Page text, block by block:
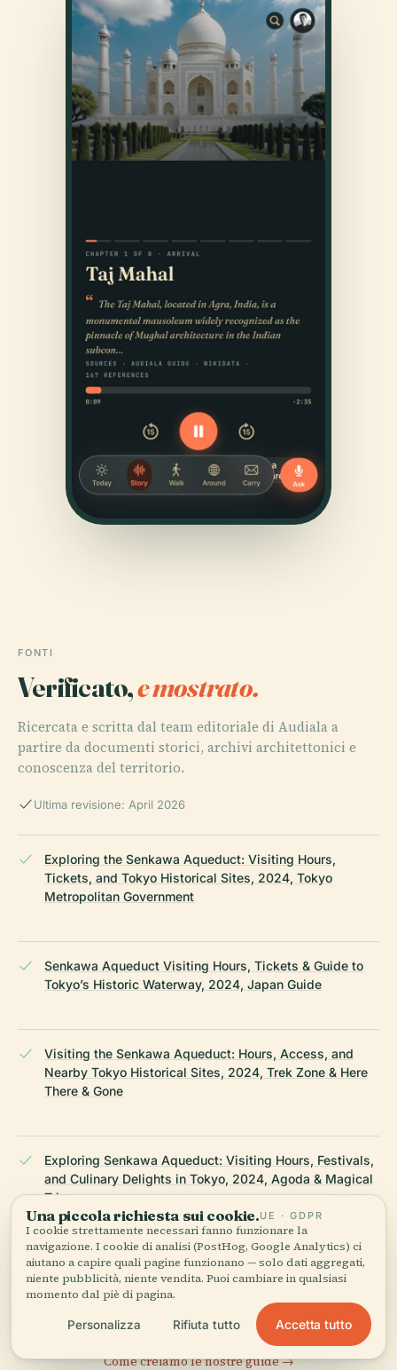
FONTI
Verificato,e mostrato.
Ricercata e scritta dal team editoriale di Audiala a
partire da documenti storici, archivi architettonici e
conoscenza del territorio.
Ultima revisione: April 2026
Exploring the Senkawa Aqueduct: Visiting Hours,
Tickets, and Tokyo Historical Sites, 2024, Tokyo
Metropolitan Government
Senkawa Aqueduct Visiting Hours, Tickets & Guide to
Tokyo’s Historic Waterway, 2024, Japan Guide
Visiting the Senkawa Aqueduct: Hours, Access, and
Nearby Tokyo Historical Sites, 2024, Trek Zone & Here
There & Gone
Exploring Senkawa Aqueduct: Visiting Hours, Festivals,
and Culinary Delights in Tokyo, 2024, Agoda & Magical
Trip
Wikipedia — Senkawa Aqueduct
ULTIMA REVISIONE: APRIL 2026
Ricercato da Wikidata, Wikipedia e fonti ufficiali · verificato ·
Come creiamo le nostre guide →
Una piccola richiesta sui cookie.UE · GDPR
I cookie strettamente necessari fanno funzionare la
navigazione. I cookie di analisi (PostHog, Google Analytics) ci
aiutano a capire quali pagine funzionano — solo dati aggregati,
niente pubblicità, niente vendita. Puoi cambiare in qualsiasi
momento dal piè di pagina.
Personalizza Rifiuta tutto Accetta tutto